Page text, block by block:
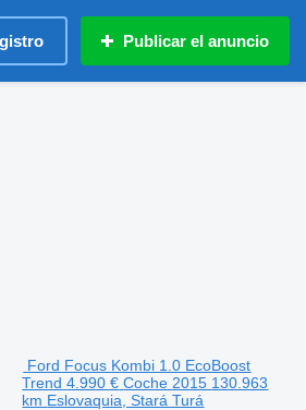
Publicar el anuncio
Ford Focus Kombi 1.0 EcoBoost
Trend 4.990 € Coche 2015 130.963
km Eslovaquia, Stará Turá